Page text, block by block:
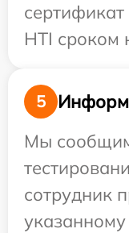
HTI сроком
5
Мы
сотрудник
указанному